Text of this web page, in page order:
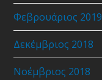
Φεβρουάριος 2019
Δεκέμβριος 2018
Νοέμβριος 2018